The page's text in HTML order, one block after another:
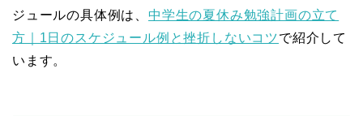
ジュールの具体例は、 中学生の夏休み勉強計画の立て
方｜1日のスケジュール例と挫折しないコツで紹介して
います。